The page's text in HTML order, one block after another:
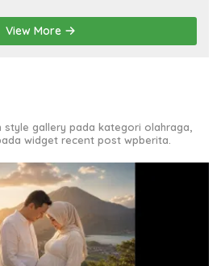
View More
gallery pada kategori olahraga,
widget recent post wpberita.